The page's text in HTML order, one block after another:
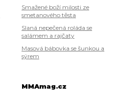
Smažené boží milosti ze
smetanového těsta
Slaná nepečená roláda se
salámem a rajčaty
Masová bábovka se šunkou a
sýrem
MMAmag.cz